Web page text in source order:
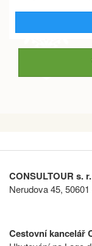
CONSULTOUR s.
Nerudova 45,
Cestovní kancelář